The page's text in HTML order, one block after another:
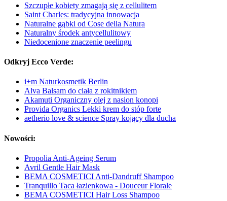
Szczupłe kobiety zmagają się z cellulitem
Saint Charles: tradycyjna innowacja
Naturalne gąbki od Cose della Natura
Naturalny środek antycellulitowy
Niedocenione znaczenie peelingu
Odkryj Ecco Verde:
i+m Naturkosmetik Berlin
Alva Balsam do ciała z rokitnikiem
Akamuti Organiczny olej z nasion konopi
Provida Organics Lekki krem do stóp forte
aetherio love & science Spray kojący dla ducha
Nowości:
Propolia Anti-Ageing Serum
Avril Gentle Hair Mask
BEMA COSMETICI Anti-Dandruff Shampoo
Tranquillo Taca łazienkowa - Douceur Florale
BEMA COSMETICI Hair Loss Shampoo